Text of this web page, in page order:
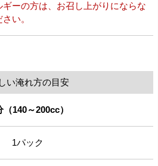
ーの方は、お召し上がりにならな
い。
い淹れ方の目安
（140～200cc）
1パック